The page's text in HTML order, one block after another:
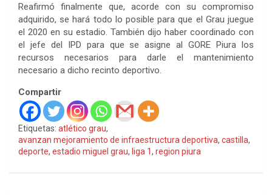
Reafirmó finalmente que, acorde con su compromiso
adquirido, se hará todo lo posible para que el Grau juegue
el 2020 en su estadio. También dijo haber coordinado con
el jefe del IPD para que se asigne al GORE Piura los
recursos necesarios para darle el mantenimiento
necesario a dicho recinto deportivo.
Compartir
Etiquetas: atlético grau,
avanzan mejoramiento de infraestructura deportiva, castilla,
deporte, estadio miguel grau, liga 1, region piura